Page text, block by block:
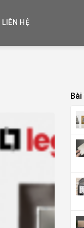
LIÊN HỆ